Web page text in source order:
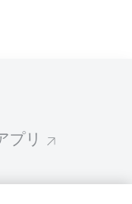
プリ
ャー